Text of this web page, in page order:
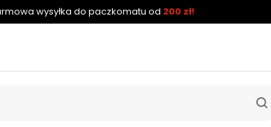
wysyłka do paczkomatu od 200 zł!